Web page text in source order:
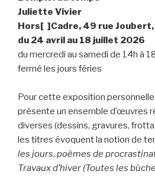
Juliette Vivier
Hors[ ]Cadre, 49 rue
du 24 avril au 18 juillet 2026
du mercredi au samedi de 14h à
fermé les jours féries
Pour cette exposition
présente un ensemble d’œuvres
diverses (dessins, gravures,
les titres évoquent la notion de
les jours, poèmes de
Travaux d’hiver (Toutes les